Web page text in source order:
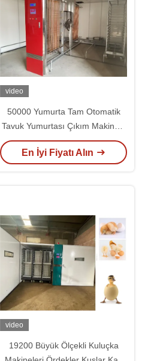
video
50000 Yumurta Tam Otomatik
Tavuk Yumurtası Çıkım Makinesi
Türkiye Bebek Kuluçka 9.6kw
En İyi Fiyatı Alın
video
19200 Büyük Ölçekli Kuluçka